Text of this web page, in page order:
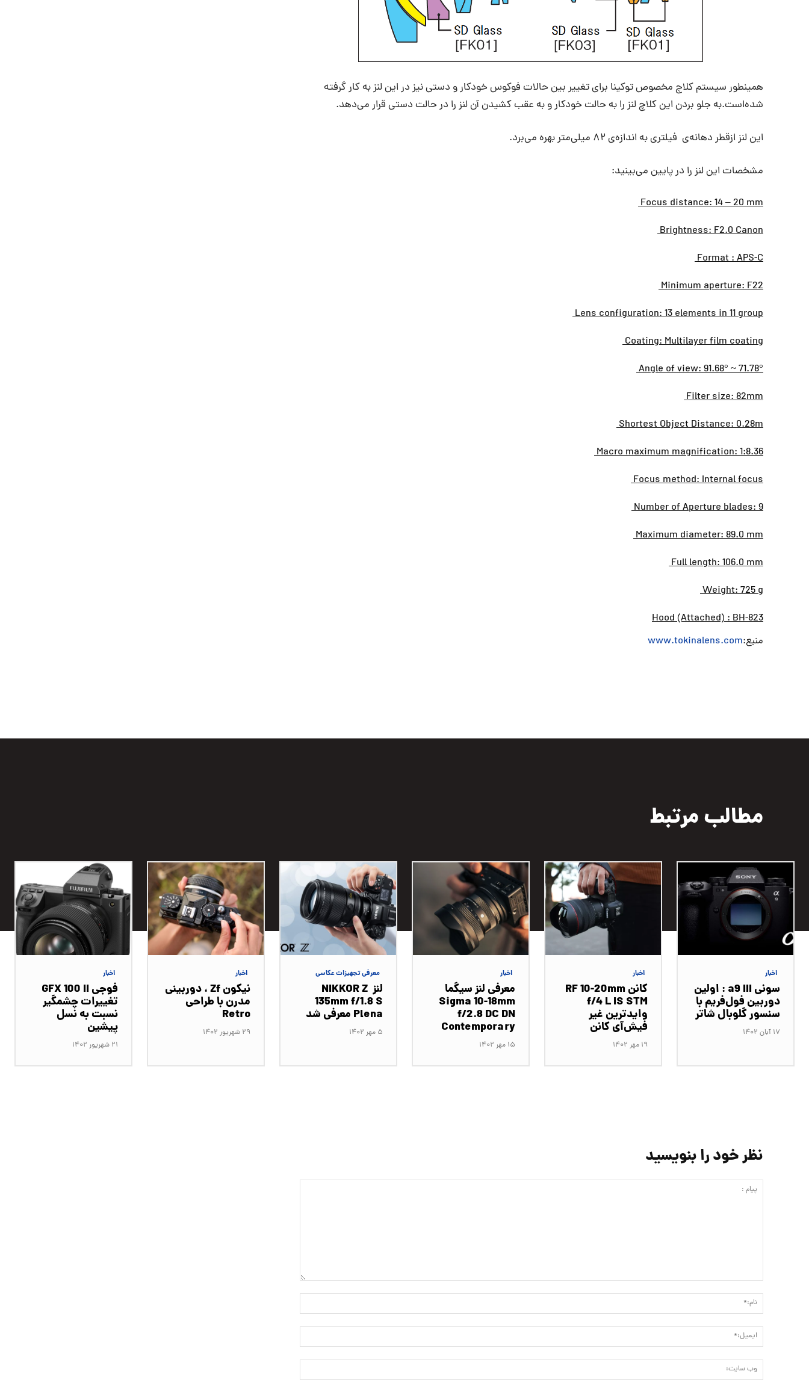
همینطور سیستم کلاچ مخصوص توکینا برای تغییر بین حالات فوکوس خودکار و دستی نیز در این لنز به کار گرفته
شده‌است.به جلو بردن این کلاچ لنز را به حالت خودکار و به عقب کشیدن آن لنز را در حالت دستی قرار می‌دهد.
این لنز ازقطر دهانه‌ی فیلتری به اندازه‌ی ۸۲ میلی‌‌متر بهره می‌برد.
مشخصات این لنز را در پایین می‌بینید:
Focus distance: 14 – 20 mm
Brightness: F2.0 Canon
Format : APS-C
Minimum aperture: F22
Lens configuration: 13 elements in 11 group
Coating: Multilayer film coating
Angle of view: 91.68° ~ 71.78°
Filter size: 82mm
Shortest Object Distance: 0.28m
Macro maximum magnification: 1:8.36
Focus method: Internal focus
Number of Aperture blades: 9
Maximum diameter: 89.0 mm
Full length: 106.0 mm
Weight: 725 g
Hood (Attached) : BH-823
منبع:www.tokinalens.com
مطالب مرتبط
اخبار
سونی a9 III : اولین
دوربین فول‌فریم با
سنسور گلوبال شاتر
۱۷ آبان ۱۴۰۲
اخبار
کانن RF 10-20mm
f/4 L IS STM
وایدترین غیر
فیش‌آی کانن
۱۹ مهر ۱۴۰۲
اخبار
معرفی لنز سیگما
Sigma 10-18mm
f/2.8 DC DN
Contemporary
۱۵ مهر ۱۴۰۲
معرفی تجهیزات عکاسی
لنز NIKKOR Z
135mm f/1.8 S
Plena معرفی شد
۵ مهر ۱۴۰۲
اخبار
نیکون Zf ، دوربینی
مدرن با طراحی
Retro
۲۹ شهریور ۱۴۰۲
اخبار
فوجی GFX 100 II
تغییرات چشمگیر
نسبت به نسل
پیشین
۲۱ شهریور ۱۴۰۲
نظر خود را بنویسید
سایت: